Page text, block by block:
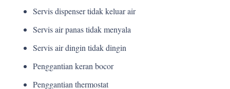
Servis dispenser tidak keluar air
Servis air panas tidak menyala
Servis air dingin tidak dingin
Penggantian keran bocor
Penggantian thermostat